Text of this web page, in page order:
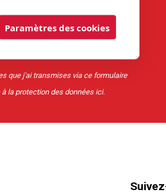
Paramètres des cookies
que j'ai transmises via ce formulaire
la protection des données ici.